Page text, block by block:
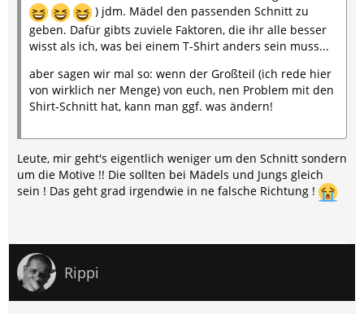
) jdm. Mädel den passenden Schnitt zu
geben. Dafür gibts zuviele Faktoren, die ihr alle besser
wisst als ich, was bei einem T-Shirt anders sein muss...
aber sagen wir mal so: wenn der Großteil (ich rede hier
von wirklich ner Menge) von euch, nen Problem mit den
Shirt-Schnitt hat, kann man ggf. was ändern!
Leute, mir geht's eigentlich weniger um den Schnitt sondern
um die Motive !! Die sollten bei Mädels und Jungs gleich
sein ! Das geht grad irgendwie in ne falsche Richtung !
Rippi